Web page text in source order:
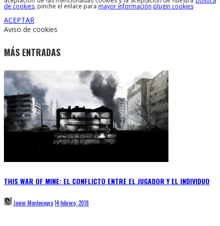
de cookies, pinche el enlace para mayor información.plugin cookies
ACEPTAR
Aviso de cookies
MÁS ENTRADAS
THIS WAR OF MINE: EL CONFLICTO ENTRE EL JUGADOR Y EL INDIVIDUO
Javier Montenegro14 febrero, 2018